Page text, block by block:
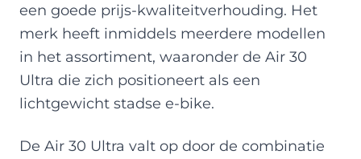
een goede prijs-kwaliteitverhouding. Het
merk heeft inmiddels meerdere modellen
in het assortiment, waaronder de Air 30
Ultra die zich positioneert als een
lichtgewicht stadse e-bike.
De Air 30 Ultra valt op door de combinatie